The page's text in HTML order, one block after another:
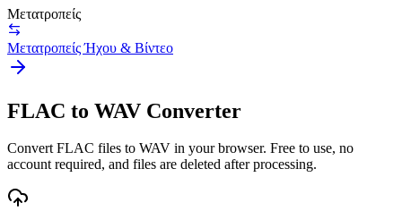
Μετατροπείς
Μετατροπείς Ήχου & Βίντεο
FLAC to WAV Converter
Convert FLAC files to WAV in your browser. Free to use, no
account required, and files are deleted after processing.